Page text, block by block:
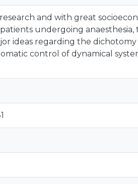
and with great
undergoing
ideas regarding the
control of dynamical